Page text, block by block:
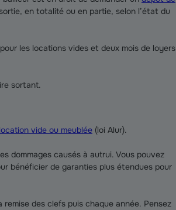
en totalité ou en partie, selon l’état du
les locations vides et deux mois de loyers
sortant.
location vide ou meublée (loi Alur).
dommages causés à autrui. Vous pouvez
bénéficier de garanties plus étendues pour
remise des clefs puis chaque année. Pensez